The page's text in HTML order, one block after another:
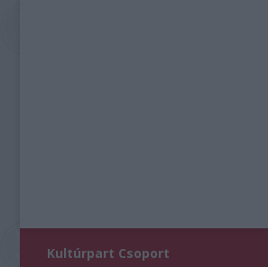
Kultúrpart Csoport